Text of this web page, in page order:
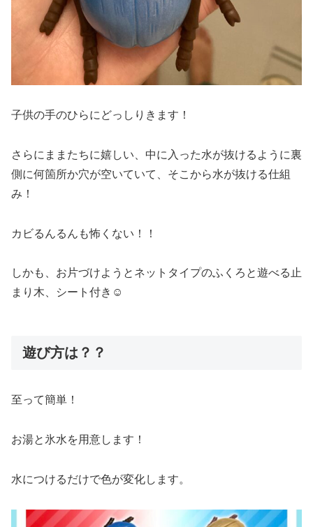
子供の手のひらにどっしりきます！
さらにままたちに嬉しい、中に入った水が抜けるように裏
側に何箇所か穴が空いていて、そこから水が抜ける仕組
み！
カビるんるんも怖くない！！
しかも、お片づけようとネットタイプのふくろと遊べる止
まり木、シート付き☺︎
遊び方は？？
至って簡単！
お湯と氷水を用意します！
水につけるだけで色が変化します。